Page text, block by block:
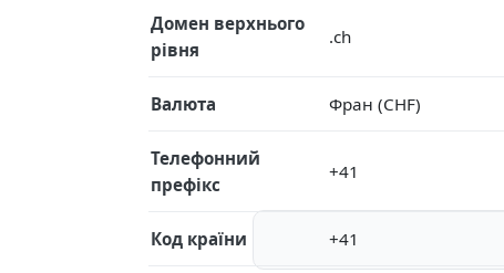
Домен верхнього
рівня
.ch
Валюта Фран (CHF)
Телефонний
префікс
+41
Код країни +41